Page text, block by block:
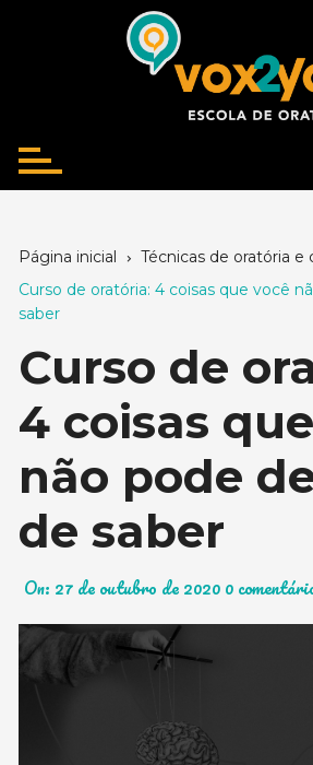
Página inicial
Técnicas de oratória e
Curso de oratória: 4 coisas que você
saber
Curso de
4 coisas
não pode
de saber
On: 27 de outubro de 20200